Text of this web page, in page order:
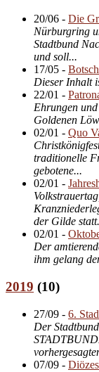
20/06 - Die
Nürburgring
Stadtbund
und soll...
17/05 -
Dieser Inhalt
22/01 -
Ehrungen
Goldenen
02/01 - Quo
traditionelle
gebotene...
02/01 -
der Gilde
02/01 -
Der
ihm gelang
2019 (10)
27/09 - 6.
Der
07/09 -